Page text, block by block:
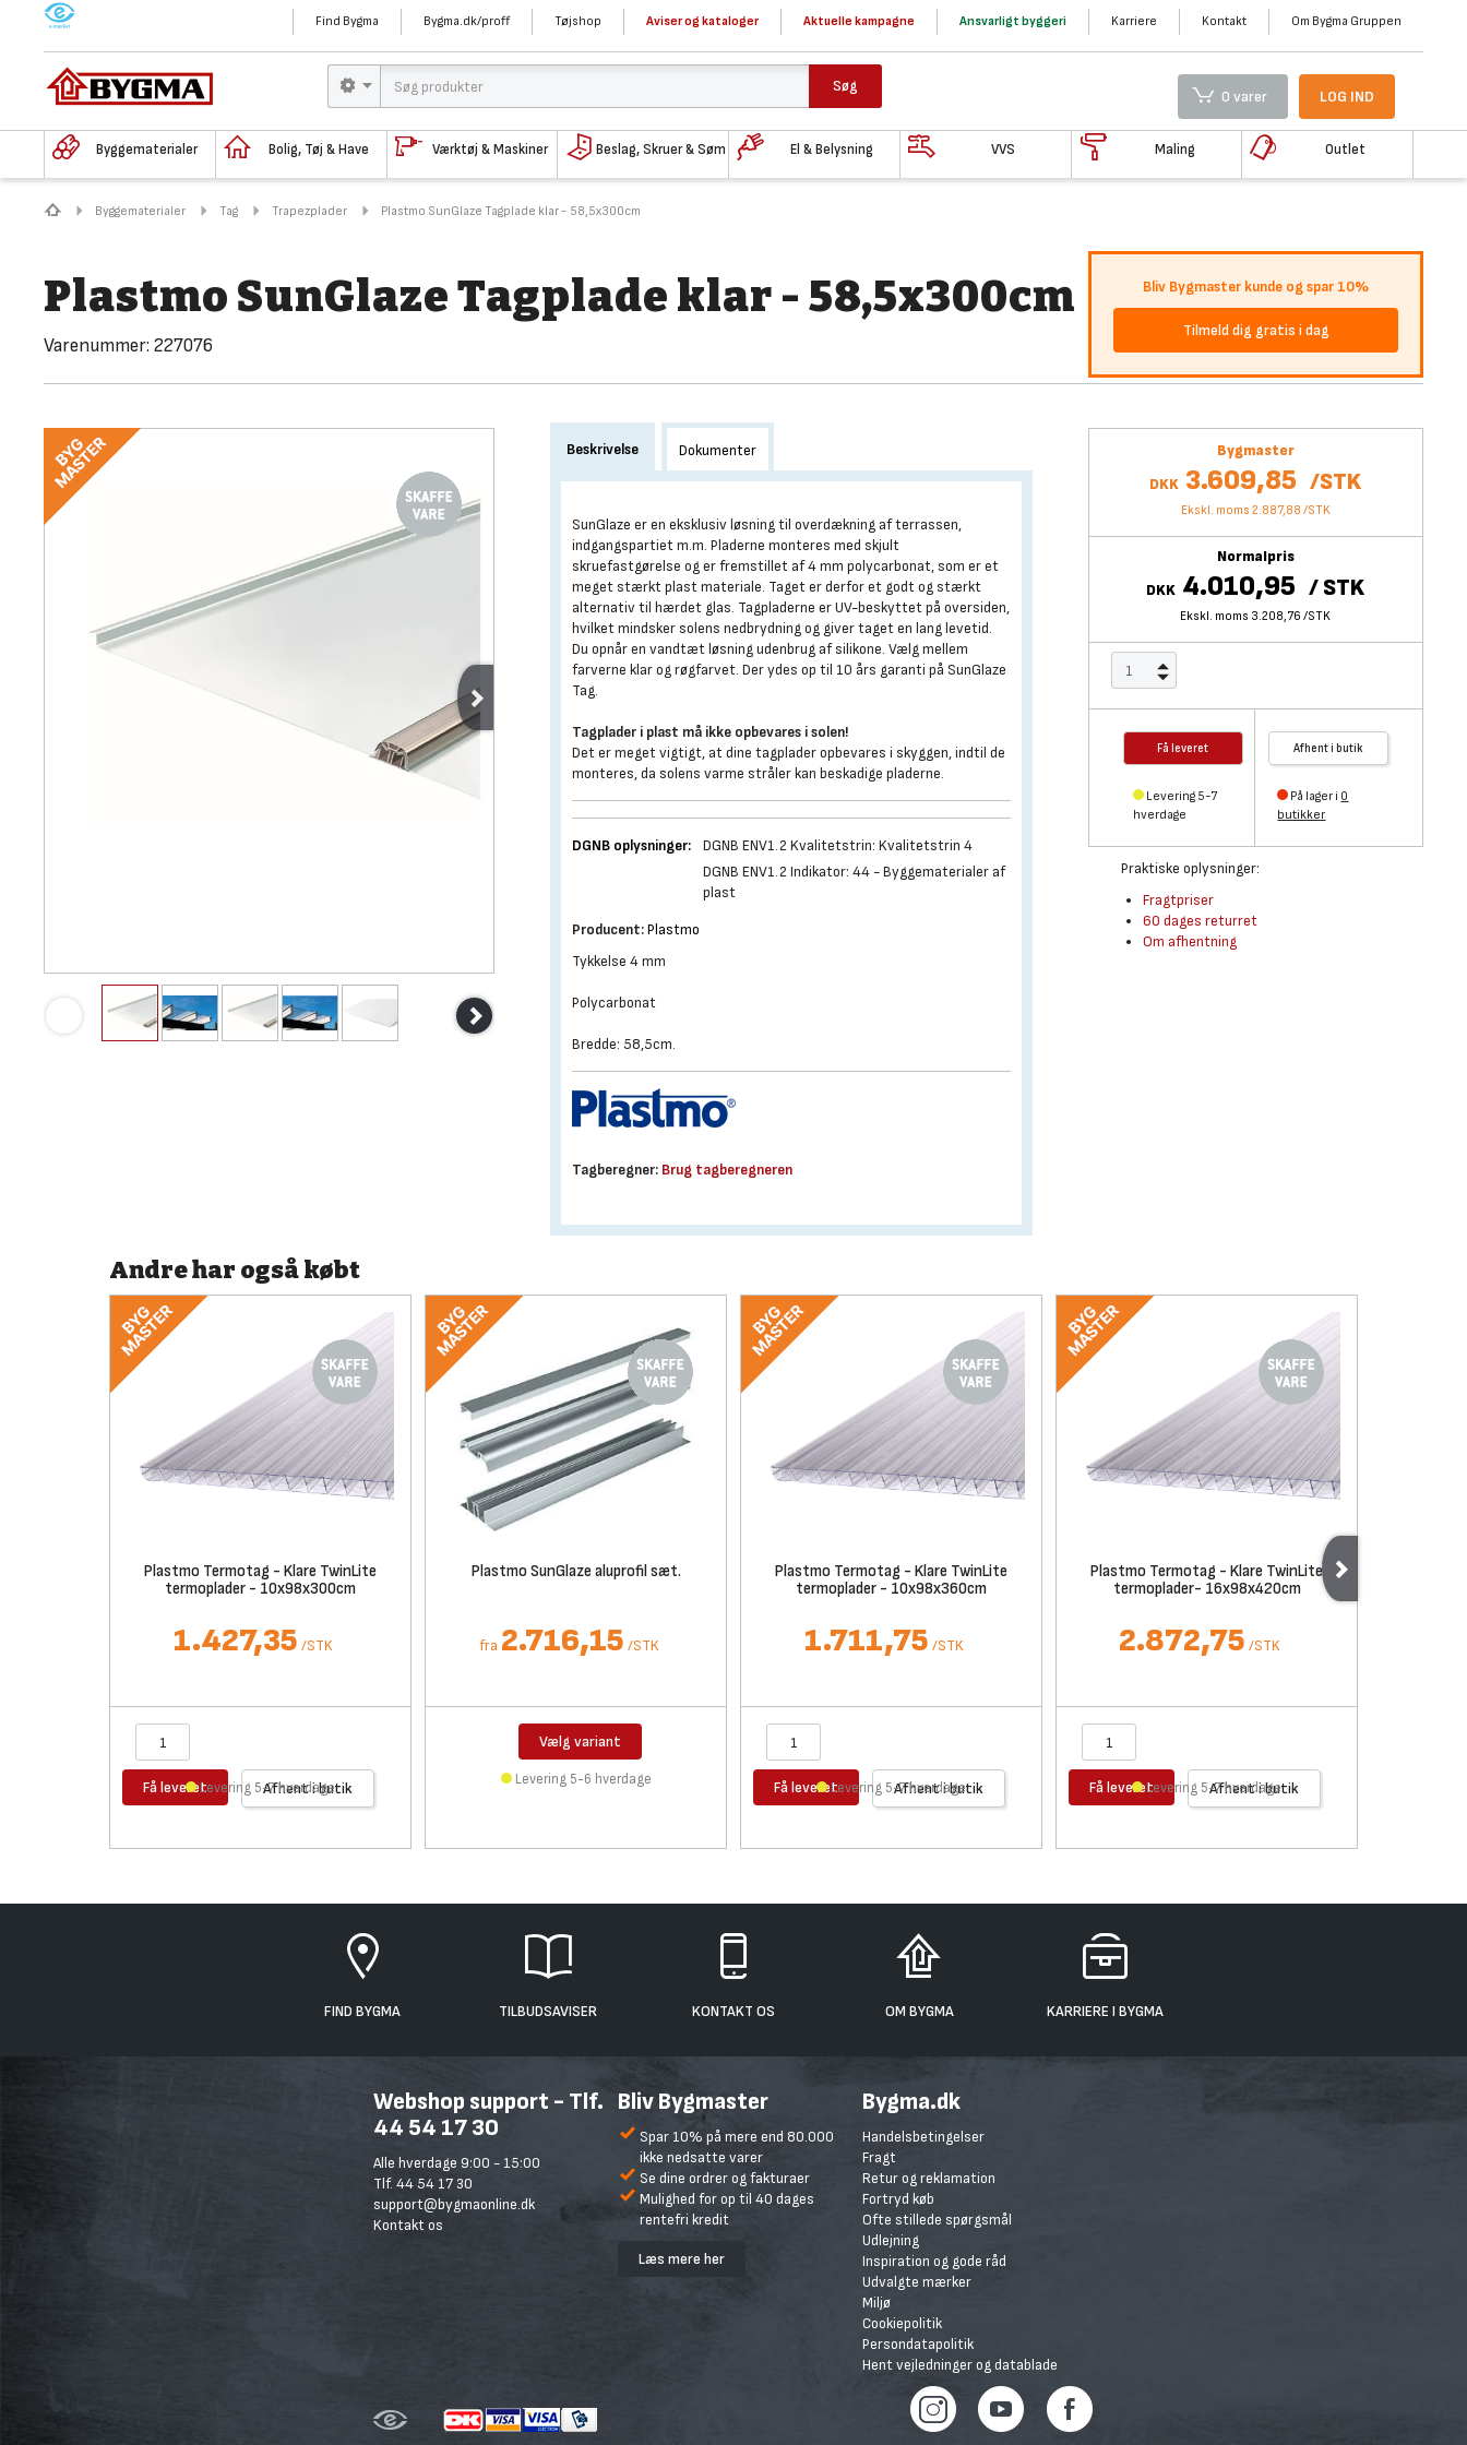
M Find Bygma Bygma.dk/proff Tøjshop Aviser og kataloger Aktuelle kampagne Ansvarligt byggeri Karriere Kontakt Om Bygma Gruppen
Søg
0 varer LOG IND
Byggematerialer Bolig, Tøj & Have Værktøj & Maskiner Beslag, Skruer & Søm El & Belysning VVS Maling Outlet
Byggematerialer Tag Trapezplader Plastmo SunGlaze Tagplade klar - 58,5x300cm
Plastmo SunGlaze Tagplade klar - 58,5x300cm
Varenummer: 227076
Bliv Bygmaster kunde og spar 10%
Tilmeld dig gratis i dag
Bygmaster
DKK 3.609,85 /STK
Ekskl. moms 2.887,88 /STK
Normalpris
DKK 4.010,95 /STK
Ekskl. moms 3.208,76 /STK
Få leveret
Levering 5-7
hverdage
Afhent i butik
På lager i 0
butikker
Praktiske oplysninger:
Fragtpriser
60 dages returret
Om afhentning
Beskrivelse Dokumenter
SunGlaze er en eksklusiv løsning til overdækning af terrassen,
indgangspartiet m.m. Pladerne monteres med skjult
skruefastgørelse og er fremstillet af 4 mm polycarbonat, som er et
meget stærkt plast materiale. Taget er derfor et godt og stærkt
alternativ til hærdet glas. Tagpladerne er UV-beskyttet på oversiden,
hvilket mindsker solens nedbrydning og giver taget en lang levetid.
Du opnår en vandtæt løsning udenbrug af silikone. Vælg mellem
farverne klar og røgfarvet. Der ydes op til 10 års garanti på SunGlaze
Tag.
Tagplader i plast må ikke opbevares i solen!
Det er meget vigtigt, at dine tagplader opbevares i skyggen, indtil de
monteres, da solens varme stråler kan beskadige pladerne.
DGNB oplysninger:
DGNB ENV1.2 Kvalitetstrin: Kvalitetstrin 4
DGNB ENV1.2 Indikator: 44 - Byggematerialer af
plast
Producent:Plastmo
Tykkelse 4 mm
Polycarbonat
Bredde: 58,5cm.
Tagberegner: Brug tagberegneren
Andre har også købt
Plastmo Termotag - Klare TwinLite
termoplader - 10x98x300cm
1.427,35 /STK
Få leveret Afhent i butik
Levering 5-7 hverdage
Plastmo SunGlaze aluprofil sæt.
fra 2.716,15 /STK
Vælg variant
Levering 5-6 hverdage
Plastmo Termotag - Klare TwinLite
termoplader - 10x98x360cm
1.711,75 /STK
Få leveret Afhent i butik
Levering 5-7 hverdage
Plastmo Termotag - Klare TwinLite
termoplader- 16x98x420cm
2.872,75 /STK
Få leveret Afhent i butik
Levering 5-7 hverdage
FIND BYGMA TILBUDSAVISER KONTAKT OS OM BYGMA KARRIERE I BYGMA
Webshop support - Tlf.
44 54 17 30
Alle hverdage 9:00 - 15:00
Tlf. 44 54 17 30
support@bygmaonline.dk
Kontakt os
Bliv Bygmaster
Spar 10% på mere end 80.000
ikke nedsatte varer
Se dine ordrer og fakturaer
Mulighed for op til 40 dages
rentefri kredit
Læs mere her
Bygma.dk
Handelsbetingelser
Fragt
Retur og reklamation
Fortryd køb
Ofte stillede spørgsmål
Udlejning
Inspiration og gode råd
Udvalgte mærker
Miljø
Cookiepolitik
Persondatapolitik
Hent vejledninger og datablade